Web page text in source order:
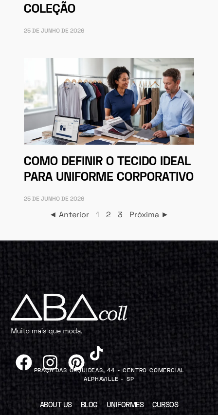
COLEÇÃO
25 DE JUNHO DE 2026
COMO DEFINIR O TECIDO IDEAL
PARA UNIFORME CORPORATIVO
25 DE JUNHO DE 2026
◄ Anterior 1 2 3 Próxima ►
PRAÇA DAS ORQUIDEAS, 44 - CENTRO COMERCIAL
ALPHAVILLE - SP
ABOUT US BLOG UNIFORMES CURSOS